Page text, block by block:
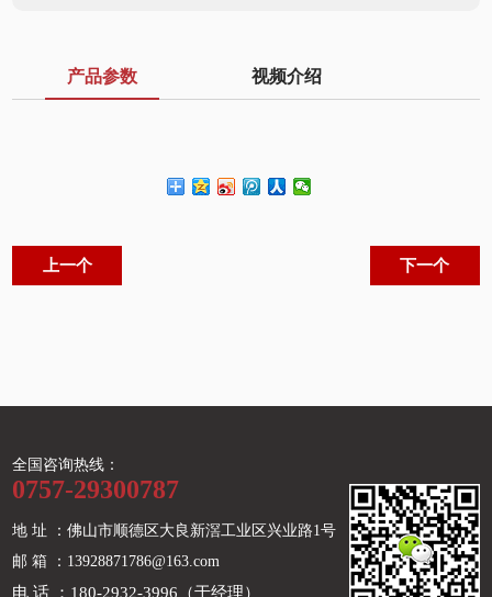
产品参数 视频介绍
上一个 下一个
全国咨询热线：
0757-29300787
地 址 ：佛山市顺德区大良新滘工业区兴业路1号
邮 箱 ：13928871786@163.com
电 话 ：180-2932-3996（于经理）